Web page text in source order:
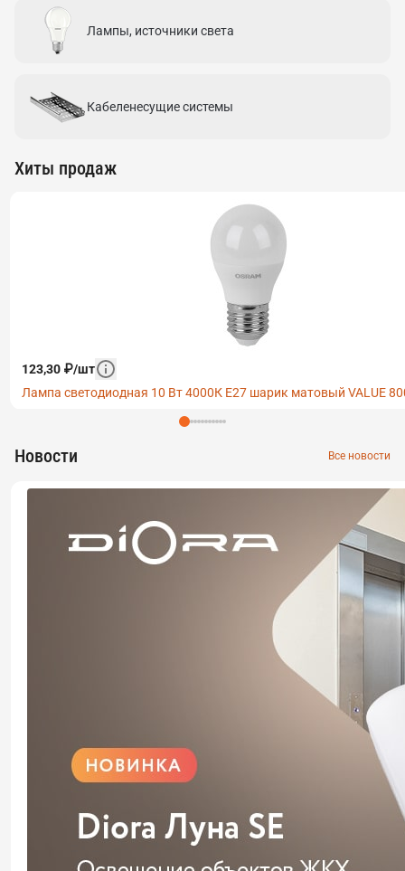
Лампы, источники света
Кабеленесущие системы
Хиты продаж
123,30 ₽/шт
Лампа светодиодная 10 Вт 4000К Е27 шарик матовый VALUE
Новости Все новости